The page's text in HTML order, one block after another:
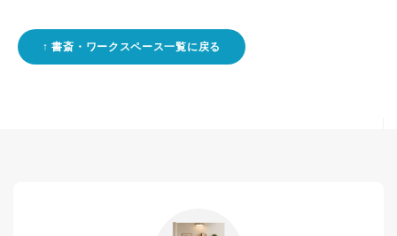
書斎・ワークスペース一覧に戻る